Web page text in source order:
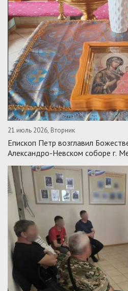
21 июль 2026, Вторник
Епископ Петр возглавил
Александро-Невском соборе г.